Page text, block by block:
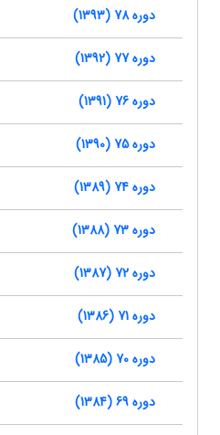
دوره 78 (1393)
دوره 77 (1392)
دوره 76 (1391)
دوره 75 (1390)
دوره 74 (1389)
دوره 73 (1388)
دوره 72 (1387)
دوره 71 (1386)
دوره 70 (1385)
دوره 69 (1384)